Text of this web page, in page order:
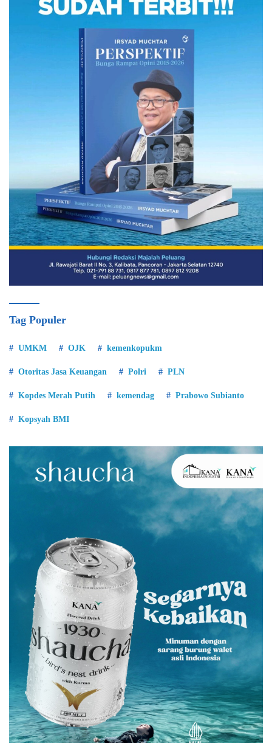
Tag Populer
UMKM OJK kemenkopukm
Otoritas Jasa Keuangan Polri PLN
Kopdes Merah Putih kemendag Prabowo Subianto
Kopsyah BMI